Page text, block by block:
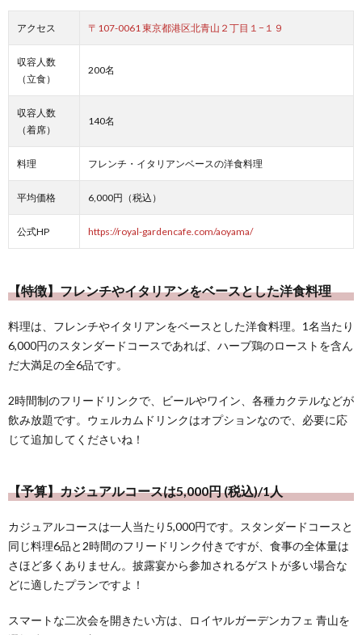
アクセス 〒107-0061 東京都港区北青山２丁目１−１９
収容人数
（立食）
200名
収容人数
（着席）
140名
料理 フレンチ・イタリアンベースの洋食料理
平均価格 6,000円（税込）
公式HP https://royal-gardencafe.com/aoyama/
【特徴】フレンチやイタリアンをベースとした洋食料理
料理は、フレンチやイタリアンをベースとした洋食料理。1名当たり
6,000円のスタンダードコースであれば、ハーブ鶏のローストを含ん
だ大満足の全6品です。
2時間制のフリードリンクで、ビールやワイン、各種カクテルなどが
飲み放題です。ウェルカムドリンクはオプションなので、必要に応
じて追加してくださいね！
【予算】カジュアルコースは5,000円 (税込)/1人
カジュアルコースは一人当たり5,000円です。スタンダードコースと
同じ料理6品と2時間のフリードリンク付きですが、食事の全体量は
さほど多くありません。披露宴から参加されるゲストが多い場合な
どに適したプランですよ！
スマートな二次会を開きたい方は、ロイヤルガーデンカフェ 青山を